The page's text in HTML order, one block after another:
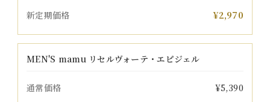
新定期価格 ¥2,970
MEN'S mamu リセルヴォーテ・エピジェル
通常価格
¥5,390